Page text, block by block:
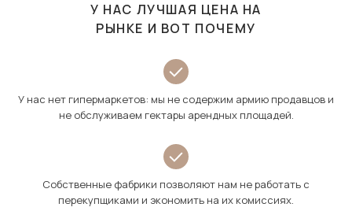
У НАС ЛУЧШАЯ ЦЕНА НА
РЫНКЕ И ВОТ ПОЧЕМУ
У нас нет гипермаркетов: мы не содержим армию продавцов и
не обслуживаем гектары арендных площадей.
Собственные фабрики позволяют нам не работать с
перекупщиками и экономить на их комиссиях.